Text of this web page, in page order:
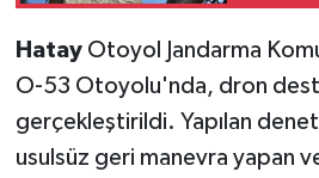
HatayOtoyol Jandarma
O-53 Otoyolu'nda, dron
gerçekleştirildi. Yapılan
usulsüz geri manevra yapan